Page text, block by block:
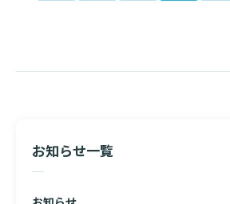
お知らせ一覧